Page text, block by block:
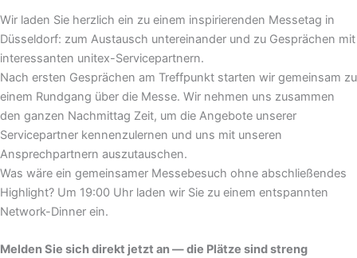
Wir laden Sie herzlich ein zu einem inspirierenden Messetag in
Düsseldorf: zum Austausch untereinander und zu Gesprächen mit
interessanten unitex-Servicepartnern.
Nach ersten Gesprächen am Treffpunkt starten wir gemeinsam zu
einem Rundgang über die Messe. Wir nehmen uns zusammen
den ganzen Nachmittag Zeit, um die Angebote unserer
Servicepartner kennenzulernen und uns mit unseren
Ansprechpartnern auszutauschen.
Was wäre ein gemeinsamer Messebesuch ohne abschließendes
Highlight? Um 19:00 Uhr laden wir Sie zu einem entspannten
Network-Dinner ein.
Melden Sie sich direkt jetzt an — die Plätze sind streng